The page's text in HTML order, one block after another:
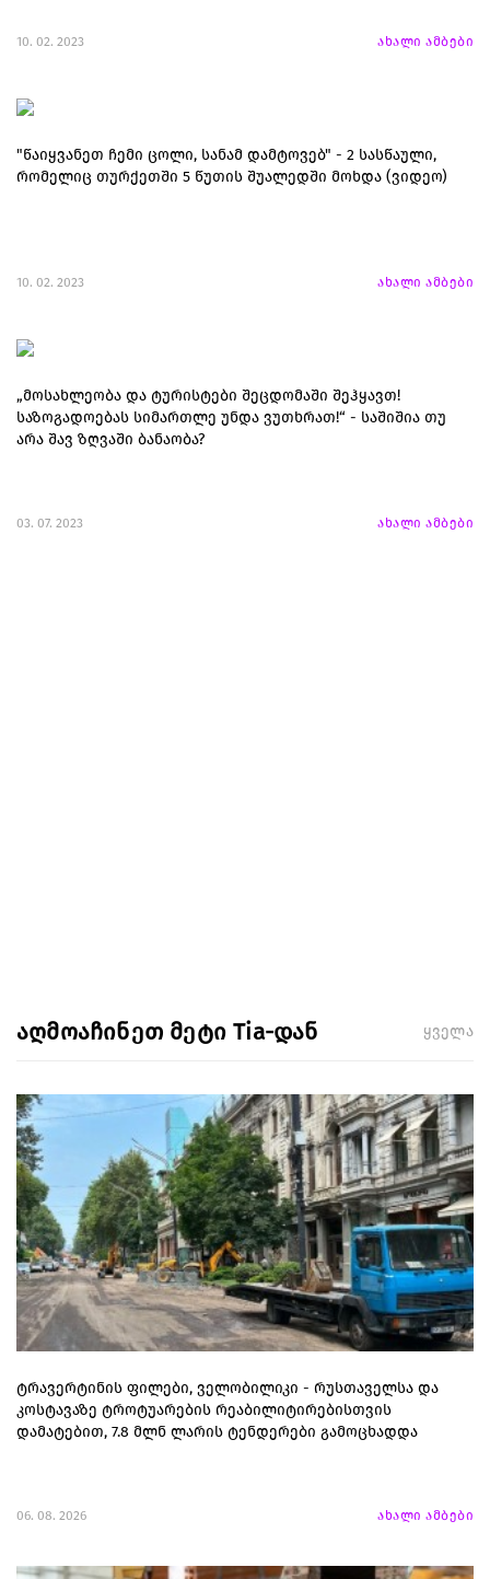
10. 02. 2023 ახალი ამბები
"წაიყვანეთ ჩემი ცოლი, სანამ დამტოვებ" - 2 სასწაული,
რომელიც თურქეთში 5 წუთის შუალედში მოხდა (ვიდეო)
10. 02. 2023 ახალი ამბები
„მოსახლეობა და ტურისტები შეცდომაში შეჰყავთ!
საზოგადოებას სიმართლე უნდა ვუთხრათ!“ - საშიშია თუ
არა შავ ზღვაში ბანაობა?
03. 07. 2023 ახალი ამბები
აღმოაჩინეთ მეტი Tia-დან ყველა
ტრავერტინის ფილები, ველობილიკი - რუსთაველსა და
კოსტავაზე ტროტუარების რეაბილიტირებისთვის
დამატებით, 7.8 მლნ ლარის ტენდერები გამოცხადდა
06. 08. 2026 ახალი ამბები